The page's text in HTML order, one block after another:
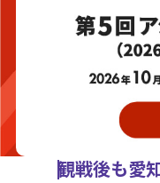
観戦後も愛